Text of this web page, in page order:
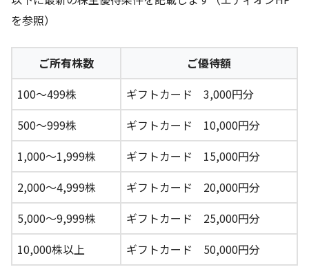
を参照）
ご所有株数
ご優待額
100～499株
ギフトカード 3,000円分
500～999株
ギフトカード 10,000円分
1,000～1,999株
ギフトカード 15,000円分
2,000～4,999株
ギフトカード 20,000円分
5,000～9,999株
ギフトカード 25,000円分
10,000株以上
ギフトカード 50,000円分